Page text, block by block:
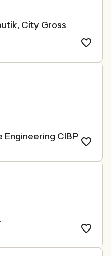
City Gross
Engineering CIBP